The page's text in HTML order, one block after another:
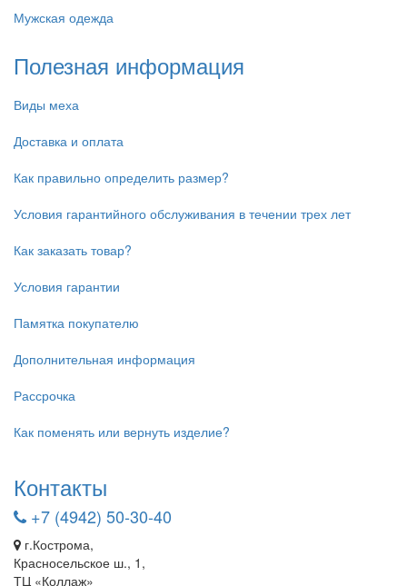
Мужская одежда
Полезная информация
Виды меха
Доставка и оплата
Как правильно определить размер?
Условия гарантийного обслуживания в течении трех лет
Как заказать товар?
Условия гарантии
Памятка покупателю
Дополнительная информация
Рассрочка
Как поменять или вернуть изделие?
Контакты
+7 (4942) 50-30-40
г.Кострома,
Красносельское ш., 1,
ТЦ «Коллаж»